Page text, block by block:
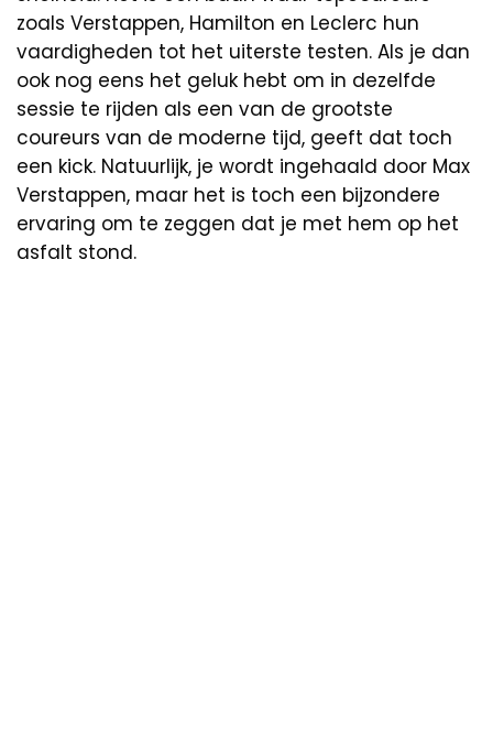
zoals Verstappen, Hamilton en Leclerc hun
vaardigheden tot het uiterste testen. Als je dan
ook nog eens het geluk hebt om in dezelfde
sessie te rijden als een van de grootste
coureurs van de moderne tijd, geeft dat toch
een kick. Natuurlijk, je wordt ingehaald door Max
Verstappen, maar het is toch een bijzondere
ervaring om te zeggen dat je met hem op het
asfalt stond.